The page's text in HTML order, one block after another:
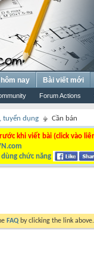
Forum Actions
nay Bài viết mới
tuyển dụng Cần bán
khi viết bài (click vào
chức năng
FAQ by clicking the link